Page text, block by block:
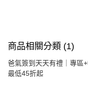
商品相關分類 (1)
爸氣簽到天天有禮｜專區
最低45折起